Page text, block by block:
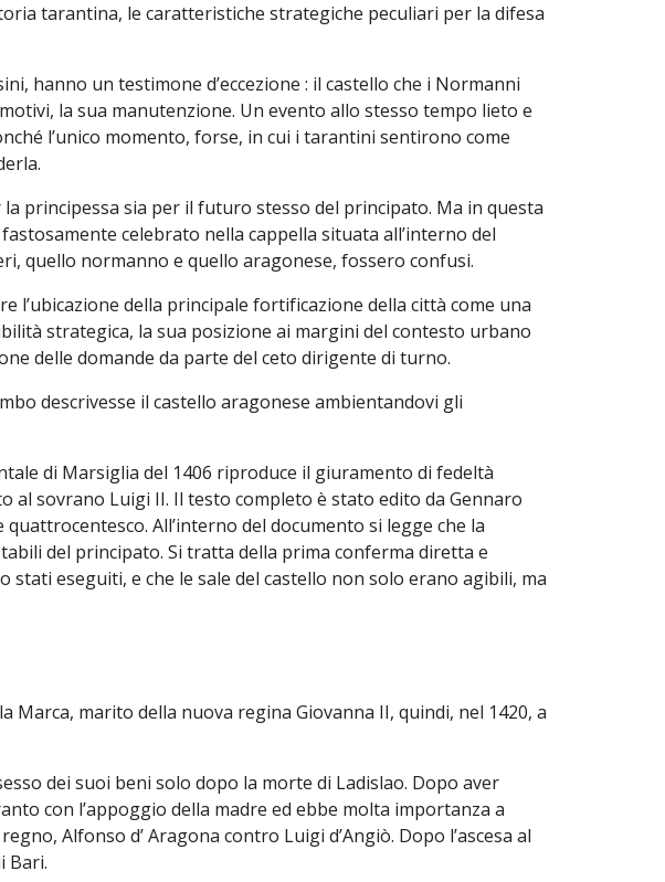
tarantina, le caratteristiche strategiche peculiari per la difesa
hanno un testimone d’eccezione : il castello che i Normanni
la sua manutenzione. Un evento allo stesso tempo lieto e
l’unico momento, forse, in cui i tarantini sentirono come
principessa sia per il futuro stesso del principato. Ma in questa
celebrato nella cappella situata all’interno del
quello normanno e quello aragonese, fossero confusi.
l’ubicazione della principale fortificazione della città come una
strategica, la sua posizione ai margini del contesto urbano
delle domande da parte del ceto dirigente di turno.
descrivesse il castello aragonese ambientandovi gli
di Marsiglia del 1406 riproduce il giuramento di fedeltà
al sovrano Luigi II. Il testo completo è stato edito da Gennaro
All’interno del documento si legge che la
del principato. Si tratta della prima conferma diretta e
eseguiti, e che le sale del castello non solo erano agibili, ma
Marca, marito della nuova regina Giovanna II, quindi, nel 1420, a
dei suoi beni solo dopo la morte di Ladislao. Dopo aver
con l’appoggio della madre ed ebbe molta importanza a
Alfonso d’ Aragona contro Luigi d’Angiò. Dopo l’ascesa al
Bari.